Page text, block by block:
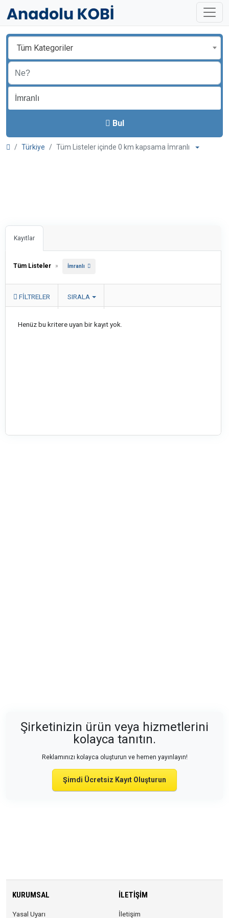
Tüm Kategoriler
Bul
Türkiye Tüm Listeler içinde 0 km kapsama İmranlı
Kayıtlar
Tüm Listeler » İmranlı
FILTRELER SIRALA
Henüz bu kritere uyan bir kayıt yok.
Şirketinizin ürün veya hizmetlerini
kolayca tanıtın.
Reklamınızı kolayca oluşturun ve hemen yayınlayın!
Şimdi Ücretsiz Kayıt Oluşturun
KURUMSAL
Yasal Uyarı
İLETIŞIM
İletişim